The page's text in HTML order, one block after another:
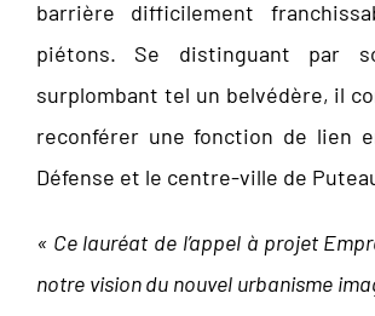
barrière difficilement
piétons. Se distinguant par
surplombant tel un belvédère, il
reconférer une fonction de lien
Défense et le centre-ville de
« Ce lauréat de l’appel à projet
notre vision du nouvel urbanisme